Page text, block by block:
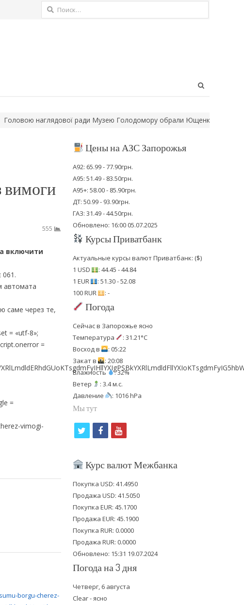
Найти:
наглядової ради Музею Голодомору обрали Ющенка Нові правила
вимоги
555
включити
061.
автомата
саме через те,
= «utf-8»;
=
=
vimogi-
Цены на АЗС Запорожья
А92: 65.99 - 77.90грн.
А95: 51.49 - 83.50грн.
А95+: 58.00 - 85.90грн.
ДТ: 50.99 - 93.90грн.
ГАЗ: 31.49 - 44.50грн.
Обновлено: 16:00 05.07.2025
Курсы Приватбанк
Актуальные курсы валют Приватбанк: ($)
1 USD
: 44.45 - 44.84
1 EUR
: 51.30 - 52.08
100 RUR
: -
Погода
Сейчас в Запорожье ясно
Температура
: 31.21°C
Восход в
: 05:22
Закат в
: 20:08
Влажность
: 32%
Ветер
: 3.4 м.с.
Давление
: 1016 hPa
Мы тут
i
t
e
r
f
c
b
o
o
k
y
u
u
b
e
Курс валют Межбанка
Покупка USD: 41.4950
Продажа USD: 41.5050
Покупка EUR: 45.1700
Продажа EUR: 45.1900
Покупка RUR: 0.0000
Продажа RUR: 0.0000
Обновлено: 15:31 19.07.2024
Погода на 3 дня
Четверг, 6 августа
Clear - ясно